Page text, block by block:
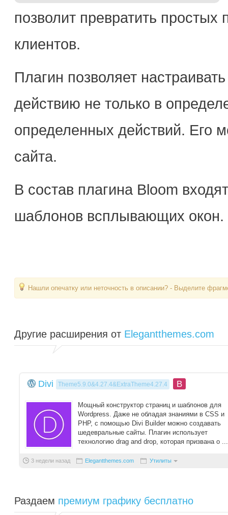
позволит превратить простых
клиентов.
Плагин позволяет
действию не только в
определенных действий. Его
сайта.
В состав плагина Bloom
шаблонов всплывающих окон.
Нашли опечатку или неточность в описании? - Выделите
Другие расширения от Elegantthemes.com
Divi Theme5.9.0&4.27.4&ExtraTheme4.27.4 B
Мощный конструктор страниц и шаблонов для
Wordpress. Даже не обладая знаниями в CSS и
PHP, с помощью Divi Builder можно создавать
шедевральные сайты. Плагин использует
технологию drag and drop, которая призвана о ...
3 недели назад Elegantthemes.com Утилиты
Раздаем премиум графику бесплатно